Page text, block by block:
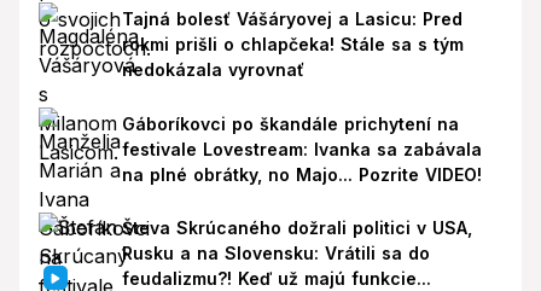
Tajná bolesť Vášáryovej a Lasicu: Pred
rokmi prišli o chlapčeka! Stále sa s tým
nedokázala vyrovnať
Gáboríkovci po škandále prichytení na
festivale Lovestream: Ivanka sa zabávala
na plné obrátky, no Majo... Pozrite VIDEO!
Števa Skrúcaného dožrali politici v USA,
Rusku a na Slovensku: Vrátili sa do
feudalizmu?! Keď už majú funkcie...